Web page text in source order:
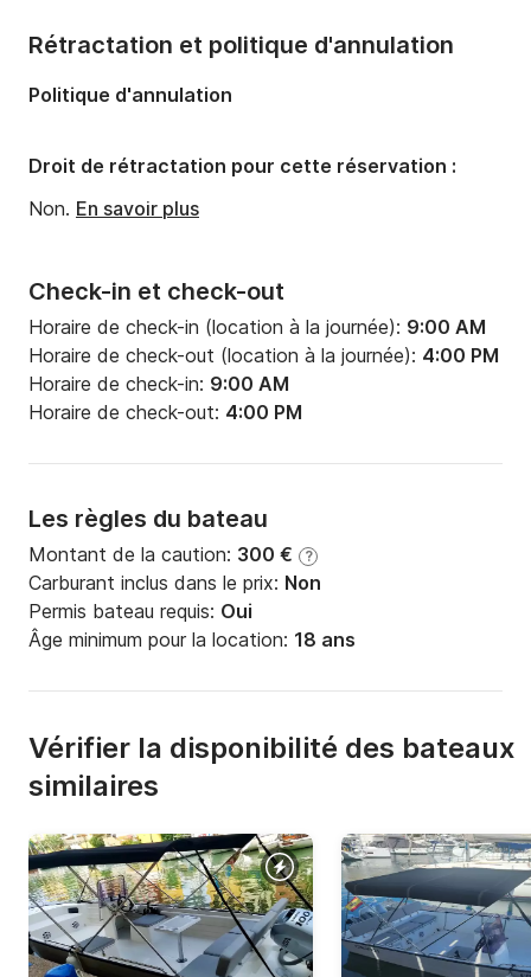
Check-in et check-out
Horaire de check-in (location à la journée): 9:00 AM
Horaire de check-out (location à la journée): 4:00 PM
Horaire de check-in: 9:00 AM
Horaire de check-out: 4:00 PM
Les règles du bateau
Montant de la caution: 300 € ?
Carburant inclus dans le prix: Non
Permis bateau requis: Oui
Âge minimum pour la location: 18 ans
Rétractation et politique d'annulation
Politique d'annulation
Droit de rétractation pour cette réservation :
Non. En savoir plus
Vérifier la disponibilité des bateaux
similaires